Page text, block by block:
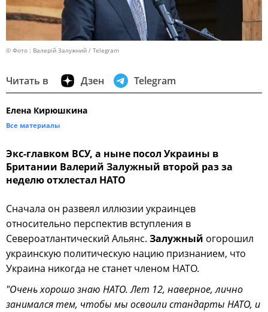
© Фото : Валерій Залужний / Telegram
Читать в Дзен Telegram
Елена Кирюшкина
Все материалы
Экс-главком ВСУ, а ныне посол Украины в
Британии Валерий Залужный второй раз за
неделю отхлестал НАТО
Сначала он развеял иллюзии украинцев
относительно перспектив вступления в
Североатлантический Альянс. Залужный огорошил
украинскую политическую нацию признанием, что
Украина никогда не станет членом НАТО.
"Очень хорошо знаю НАТО. Лет 12, наверное, лично
занимался тем, чтобы мы освоили стандарты НАТО, и